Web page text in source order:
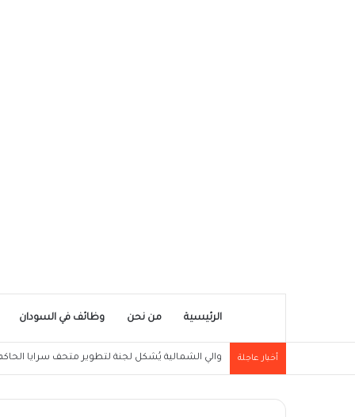
الرئيسية من نحن وظائف في السودان
أخبار عاجلة والي الشمالية يُشكل لجنة لتطوير متحف سرايا الحاكم